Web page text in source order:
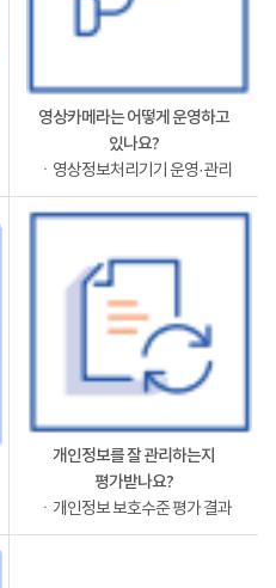
영상카메라는 어떻게 운영하고
있나요?
ㆍ영상정보처리기기 운영·관리
개인정보를 잘 관리하는지
평가받나요?
ㆍ개인정보 보호수준 평가 결과